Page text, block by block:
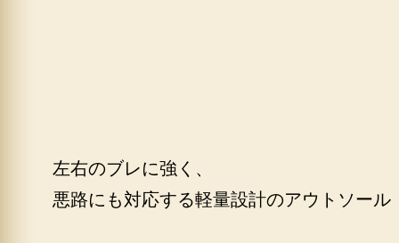
左右のブレに強く、
悪路にも対応する軽量設計のアウトソール